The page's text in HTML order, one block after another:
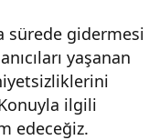
sürede gidermesi
yaşanan
ilgili
edeceğiz.